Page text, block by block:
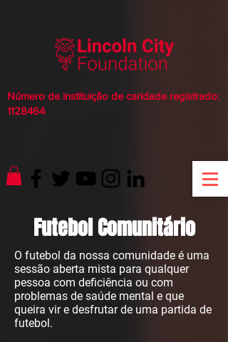
Número de instituição de caridade registrado:
1128464
Futebol Comunitário
O futebol da nossa comunidade é uma
sessão aberta mista para qualquer
pessoa com deficiência ou com
problemas de saúde mental e que
queira vir e desfrutar de uma partida de
futebol.